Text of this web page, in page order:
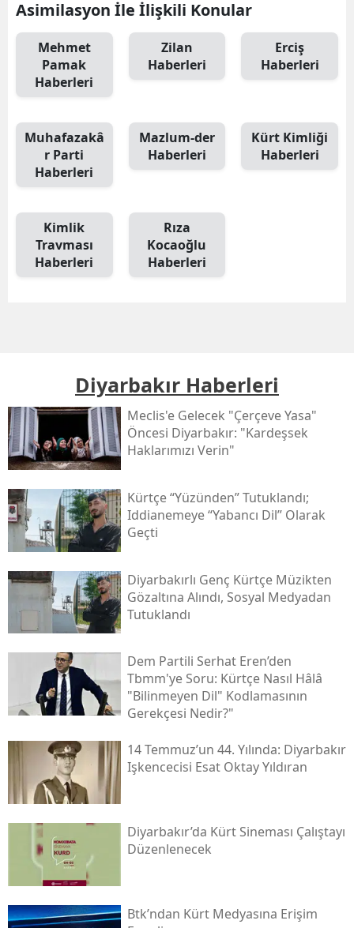
Asimilasyon İle İlişkili Konular
Mehmet
Pamak
Haberleri
Zilan
Haberleri
Erciş
Haberleri
Muhafazakâ
r Parti
Haberleri
Mazlum-der
Haberleri
Kürt Kimliği
Haberleri
Kimlik
Travması
Haberleri
Rıza
Kocaoğlu
Haberleri
Diyarbakır Haberleri
Meclis'e Gelecek "çerçeve Yasa"
Öncesi Diyarbakır: "kardeşsek
Haklarımızı Verin"
Kürtçe “yüzünden” Tutuklandı;
Iddianemeye “yabancı Dil” Olarak
Geçti
Diyarbakırlı Genç Kürtçe Müzikten
Gözaltına Alındı, Sosyal Medyadan
Tutuklandı
Dem Partili Serhat Eren’den
Tbmm'ye Soru: Kürtçe Nasıl Hâlâ
"bilinmeyen Dil" Kodlamasının
Gerekçesi Nedir?"
14 Temmuz’un 44. Yılında: Diyarbakır
Işkencecisi Esat Oktay Yıldıran
Diyarbakır’da Kürt Sineması Çalıştayı
Düzenlenecek
Btk’ndan Kürt Medyasına Erişim